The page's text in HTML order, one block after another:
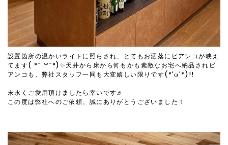
設置箇所の温かいライトに照らされ、とてもお洒落にビアンコが映え
てます( *¯ ꒳¯*)✨天井から床から何もかも素敵なお宅へ納品されビ
アンコも、弊社スタッフ一同も大変嬉しい限りです(*'ω'*)!!
末永くご愛用頂けましたら幸いです♬
この度は弊社へのご依頼、誠にありがとうございました！